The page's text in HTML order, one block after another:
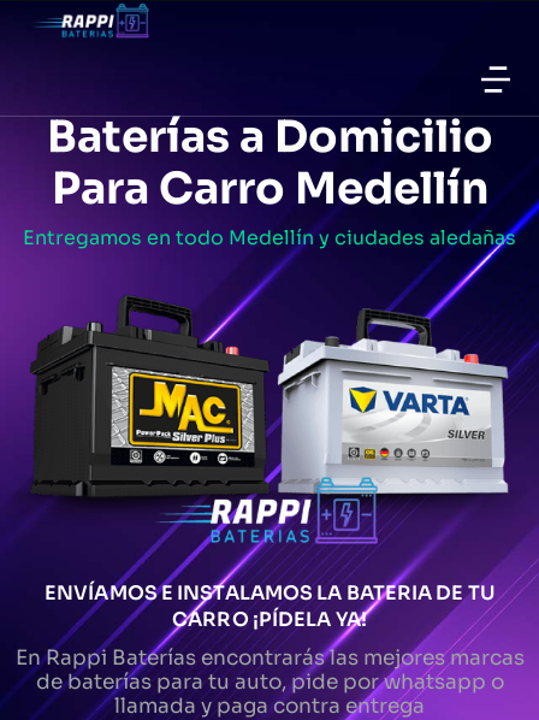
Baterías a Domicilio
Para Carro Medellín
Entregamos en todo Medellín y ciudades aledañas
ENVÍAMOS E INSTALAMOS LA BATERIA DE TU
CARRO ¡PÍDELA YA!
En Rappi Baterías encontrarás las mejores marcas
de baterías para tu auto, pide por whatsapp o
llamada y paga contra entrega